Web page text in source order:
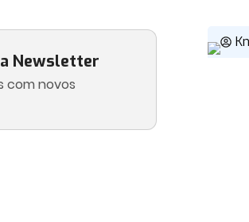
Newsletter
com novos